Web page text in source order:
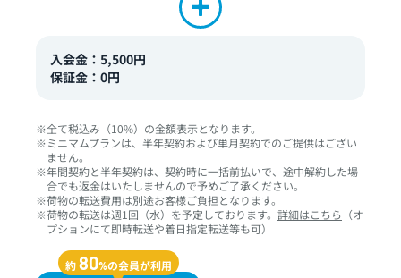
入会金：5,500円
保証金：0円
※全て税込み（10%）の金額表示となります。
※ミニマムプランは、半年契約および単月契約でのご提供はござい
ません。
※年間契約と半年契約は、契約時に一括前払いで、途中解約した場
合でも返金はいたしませんので予めご了承ください。
※荷物の転送費用は別途お客様ご負担となります。
※荷物の転送は週1回（水）を予定しております。 詳細はこちら （オ
プションにて即時転送や着日指定転送等も可）
約80%の会員が利用